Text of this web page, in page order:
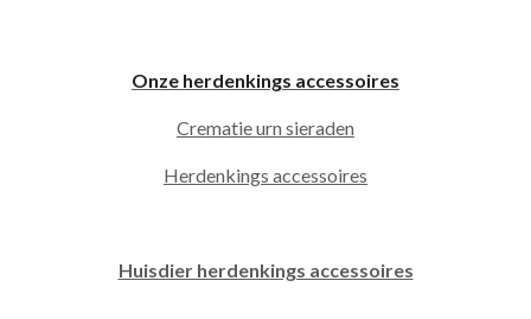
Onze herdenkings accessoires
Crematie urn sieraden
Herdenkings accessoires
Huisdier herdenkings accessoires